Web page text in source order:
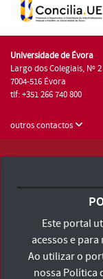
Universidade de Évora
Largo dos Colegiais, Nº 2
7004-516 Évora
tlf: +351 266 740 800
outros contactos
Consulte os
Este portal
acessos e
Ao utilizar o
nossa Política